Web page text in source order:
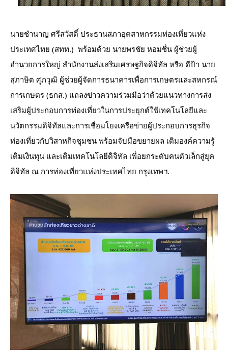
นายชำนาญ ศรีสวัสดิ์ ประธานสภาอุตสาหกรรมท่องเที่ยวแห่ง
ประเทศไทย (สทท.)  พร้อมด้วย นายพรชัย หอมชื่น ผู้ช่วยผู้
อำนวยการใหญ่ สำนักงานส่งเสริมเศรษฐกิจดิจิทัล หรือ ดีป้า นาย
สุภาษิต ศุภวุฒิ ผู้ช่วยผู้จัดการธนาคารเพื่อการเกษตรและสหกรณ์
การเกษตร (ธกส.) แถลงข่าวความร่วมมือว่าด้วยแนวทางการส่ง
เสริมผู้ประกอบการท่องเที่ยวในการประยุกต์ใช้เทคโนโลยีและ
นวัตกรรมดิจิทัลและการเชื่อมโยงเครือข่ายผู้ประกอบการธุรกิจ
ท่องเที่ยวกับวิสาหกิจชุมชน พร้อมจับมือขยายผล เติมองค์ความรู้
เติมเงินทุน และเติมเทคโนโลยีดิจิทัล เพื่อยกระดับคนตัวเล็กสู่ยุค
ดิจิทัล ณ การท่องเที่ยวแห่งประเทศไทย กรุงเทพฯ.